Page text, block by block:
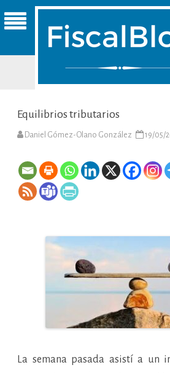
Equilibrios tributarios
Daniel Gómez-Olano González 19/05/
La semana pasada asistí a un